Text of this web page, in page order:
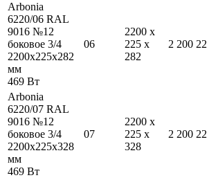
Arbonia
6220/06 RAL
9016 №12
боковое 3/4
2200x225x282
мм
469 Вт
06
2200 x
225 x
282
2 200
Arbonia
6220/07 RAL
9016 №12
боковое 3/4
2200x225x328
мм
469 Вт
07
2200 x
225 x
328
2 200